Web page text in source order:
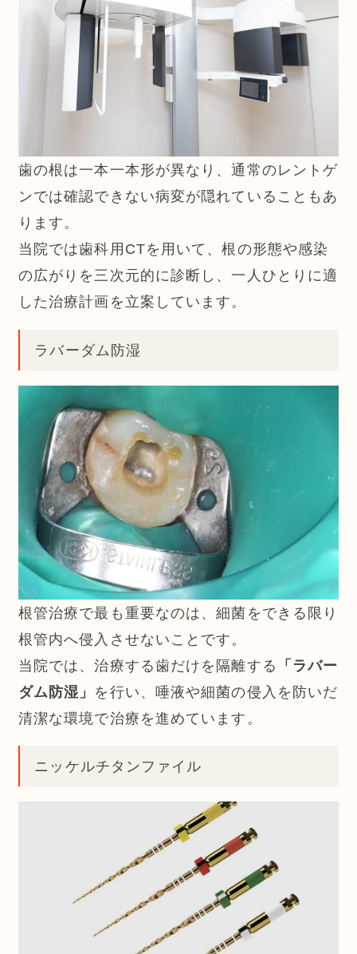
歯の根は一本一本形が異なり、通常のレントゲ
ンでは確認できない病変が隠れていることもあ
ります。
当院では歯科用CTを用いて、根の形態や感染
の広がりを三次元的に診断し、一人ひとりに適
した治療計画を立案しています。
ラバーダム防湿
根管治療で最も重要なのは、細菌をできる限り
根管内へ侵入させないことです。
当院では、治療する歯だけを隔離する
「ラバー
ダム防湿」 を行い、唾液や細菌の侵入を防いだ
清潔な環境で治療を進めています。
ニッケルチタンファイル